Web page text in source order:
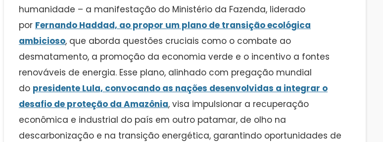
humanidade – a manifestação do Ministério da Fazenda, liderado
por Fernando Haddad, ao propor um plano de transição ecológica
ambicioso, que aborda questões cruciais como o combate ao
desmatamento, a promoção da economia verde e o incentivo a fontes
renováveis de energia. Esse plano, alinhado com pregação mundial
do presidente Lula, convocando as nações desenvolvidas a integrar o
desafio de proteção da Amazônia, visa impulsionar a recuperação
econômica e industrial do país em outro patamar, de olho na
descarbonização e na transição energética, garantindo oportunidades de